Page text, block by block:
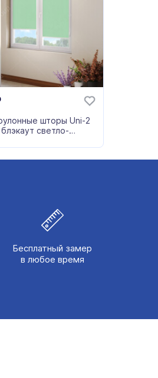
шторы Uni-2
светло-
Бесплатный замер
в любое время